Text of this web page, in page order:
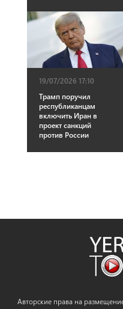
19/07/2026 17:10
Трамп поручил
республиканцам
включить Иран в
проект санкций
против России
Авторские права на